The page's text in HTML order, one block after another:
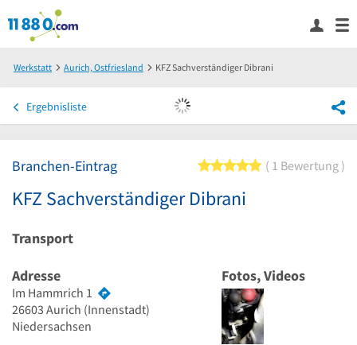
Werkstatt Aurich, Ostfriesland KFZ Sachverständiger Dibrani
Ergebnisliste
Branchen-Eintrag 5 von 5 Sternen
1 Bewertung
KFZ Sachverständiger Dibrani
Transport
Adresse
Im Hammrich 1
26603 Aurich (Innenstadt)
Niedersachsen
Fotos, Videos